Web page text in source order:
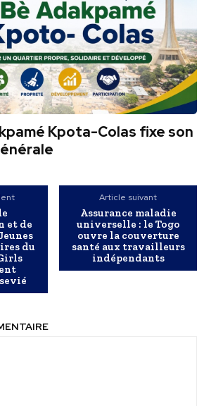
Kpota-Colas fixe son
et de
du
Article suivant
Assurance maladie
universelle : le Togo
ouvre la couverture
santé aux travailleurs
indépendants